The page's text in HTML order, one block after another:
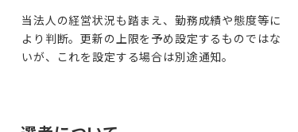
当法人の経営状況も踏まえ、勤務成績や態度等に
より判断。更新の上限を予め設定するものではな
いが、これを設定する場合は別途通知。